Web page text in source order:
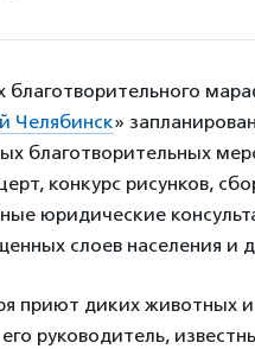
благотворительного
Челябинск»
благотворительных
конкурс рисунков,
юридические
слоев населения и
приют диких животных
руководитель,